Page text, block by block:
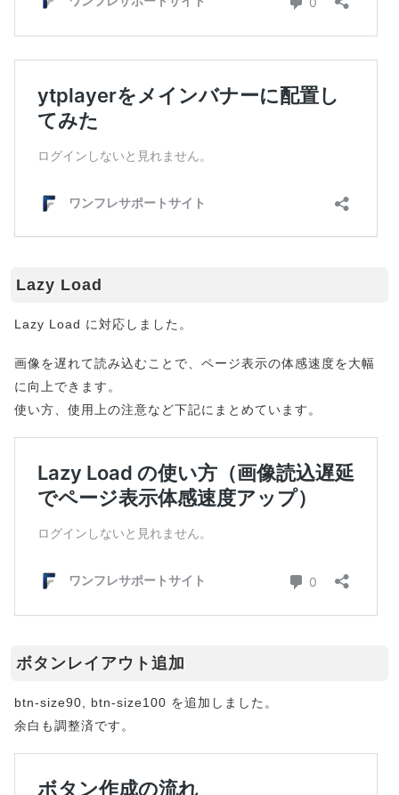
Lazy Load
Lazy Load に対応しました。
画像を遅れて読み込むことで、ページ表示の体感速度を大幅
に向上できます。
使い方、使用上の注意など下記にまとめています。
ボタンレイアウト追加
btn-size90, btn-size100 を追加しました。
余白も調整済です。